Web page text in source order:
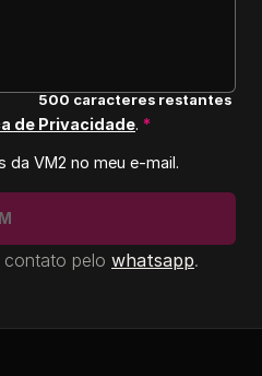
500 caracteres restantes
de Privacidade. *
da VM2 no meu e-mail.
contato pelo whatsapp.